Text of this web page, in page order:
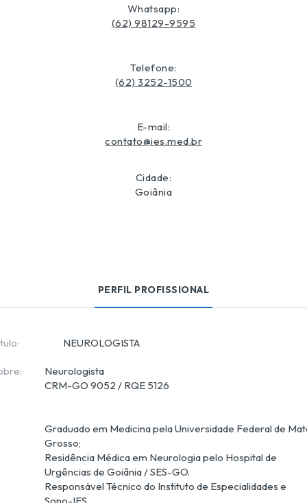
Whatsapp:
(62) 98129-9595
Telefone:
(62) 3252-1500
E-mail:
contato@ies.med.br
Cidade:
Goiânia
PERFIL PROFISSIONAL
NEUROLOGISTA
Neurologista
Graduado em Medicina pela Universidade Federal de
Grosso;
Residência Médica em Neurologia pelo Hospital de
Urgências de Goiânia / SES-GO.
Responsável Técnico do Instituto de Especialidades e